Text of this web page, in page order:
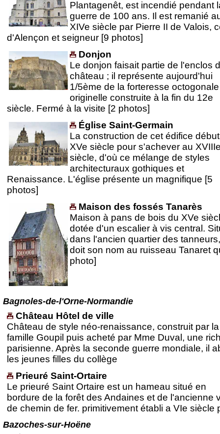
Plantagenêt, est incendié pendant
guerre de 100 ans. Il est remanié
XIVe siècle par Pierre II de Valois,
d'Alençon et seigneur [9 photos]
Donjon
Le donjon faisait partie de l'enclos
château ; il représente aujourd'hui
1/5ème de la forteresse octogonale
originelle construite à la fin du 12e
siècle. Fermé à la visite [2 photos]
Église Saint-Germain
La construction de cet édifice
XVe siècle pour s'achever au
siècle, d'où ce mélange de styles
architecturaux gothiques et
Renaissance. L'église présente un magnifique [5
photos]
Maison des fossés Tanarès
Maison à pans de bois du XVe
dotée d'un escalier à vis central.
dans l'ancien quartier des
doit son nom au ruisseau Tanaret
photo]
Bagnoles-de-l'Orne-Normandie
Château Hôtel de ville
Château de style néo-renaissance, construit par la
famille Goupil puis acheté par Mme Duval, une
parisienne. Après la seconde guerre mondiale, il
les jeunes filles du collège
Prieuré Saint-Ortaire
Le prieuré Saint Ortaire est un hameau situé en
bordure de la forêt des Andaines et de l'ancienne
de chemin de fer. primitivement établi a VIe siècle
Bazoches-sur-Hoëne